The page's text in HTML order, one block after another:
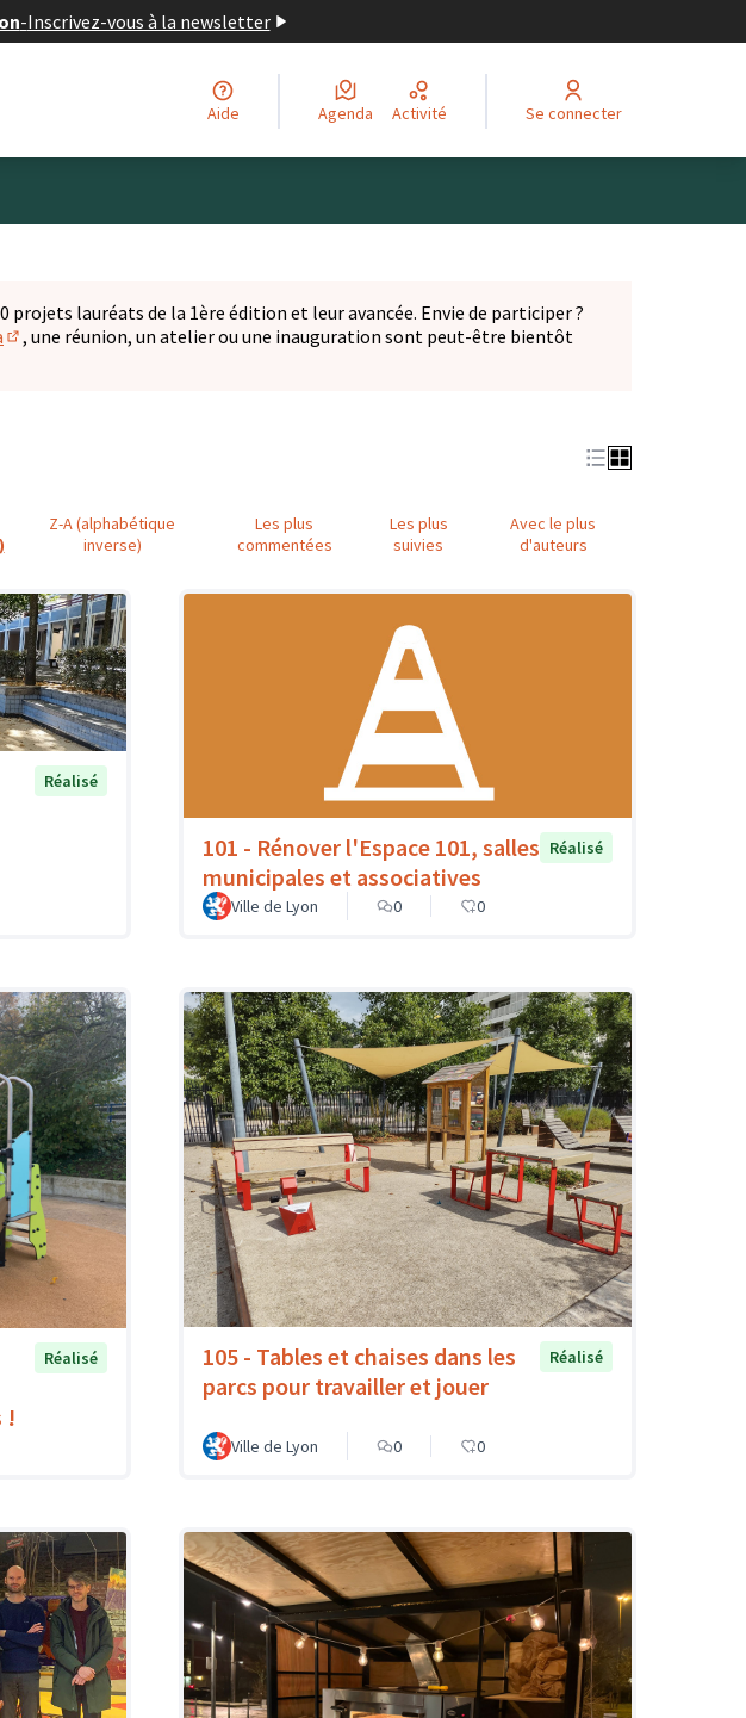
-Inscrivez-vous à la newsletter
Aide Agenda Activité Se connecter
projets lauréats de la 1ère édition et leur avancée. Envie de participer ?
(S'ouvre dans un nouvel onglet)
, une réunion, un atelier ou une inauguration sont peut-être bientôt
Z-A (alphabétique
inverse)
Les plus
commentées
Les plus
suivies
Avec le plus
d'auteurs
Réalisé
101 - Rénover l'Espace 101, salles
municipales et associatives
Réalisé
Ville de Lyon 0 0
!
Réalisé
105 - Tables et chaises dans les
parcs pour travailler et jouer
Réalisé
Ville de Lyon 0 0